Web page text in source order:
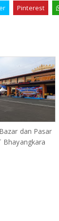
Pinterest
dan Pasar
Bhayangkara